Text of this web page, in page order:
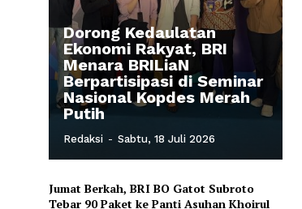
Dorong Kedaulatan
Ekonomi Rakyat, BRI
Menara BRILiaN
Berpartisipasi di Seminar
Nasional Kopdes Merah
Putih
Redaksi - Sabtu, 18 Juli 2026
Jumat Berkah, BRI BO Gatot Subroto
Tebar 90 Paket ke Panti Asuhan Khoirul